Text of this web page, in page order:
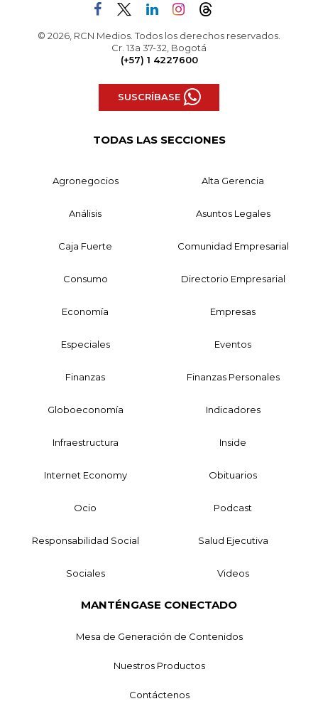
© 2026, RCN Medios. Todos los derechos reservados.
Cr. 13a 37-32, Bogotá
(+57) 1 4227600
SUSCRÍBASE
TODAS LAS SECCIONES
Agronegocios Alta Gerencia
Análisis Asuntos Legales
Caja Fuerte Comunidad Empresarial
Consumo Directorio Empresarial
Economía Empresas
Especiales Eventos
Finanzas Finanzas Personales
Globoeconomía Indicadores
Infraestructura Inside
Internet Economy Obituarios
Ocio Podcast
Responsabilidad Social Salud Ejecutiva
Sociales Videos
MANTÉNGASE CONECTADO
Mesa de Generación de Contenidos
Nuestros Productos
Contáctenos